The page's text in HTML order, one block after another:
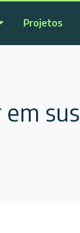
Projetos
em